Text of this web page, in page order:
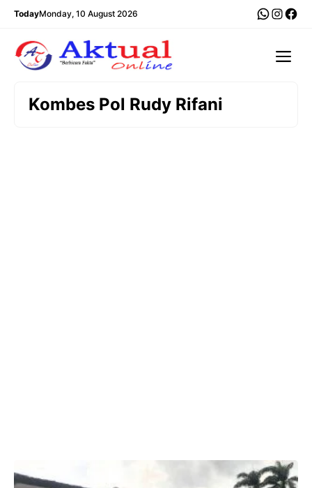
Langsung
TodayMonday, 10 August 2026
Kombes Pol Rudy Rifani